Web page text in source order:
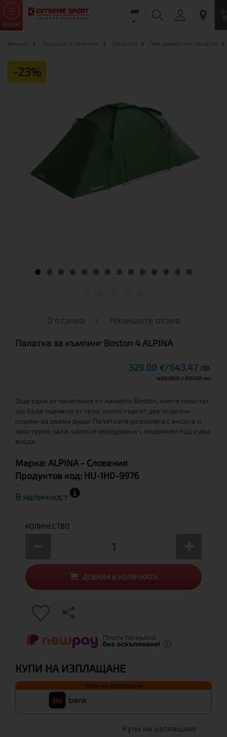
МЕНЮ
Начало Туризъм и къмпинг Палатки Четириместни палатки
-23%
0 отзива / Напишете отзив
Палатка за къмпинг Boston 4 ALPINA
329.00 € 643.47 лв.
428.00€ 837.10 лв.
Още една от палатките от линията Boston, която този път
ще бъде оценена от тези, които търсят две отделни
спални за двама души. Палатката разполага с висока и
просторна зала, която е оборудвана с подвижен под и два
входа.
Марка: ALPINA - Словения
Продуктов код: HU-1H0-9976
В наличност
КОЛИЧЕСТВО
ДОБАВИ В КОЛИЧКАТА
КУПИ НА ИЗПЛАЩАНЕ
Купи на изплащане
Купи на изплащане